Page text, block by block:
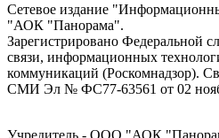
Сетевое издание
"АОК "Панорама".
Зарегистрировано Федеральной
связи, информационных
коммуникаций (Роскомнадзор).
СМИ Эл № ФС77-63561 от 02
Учредитель - ООО "АОК